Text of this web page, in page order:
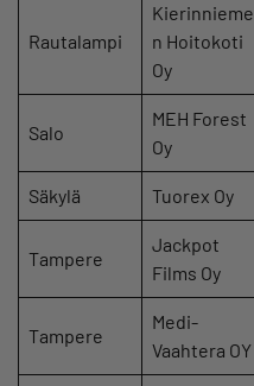
Rautalampi
Kierinnieme
n Hoitokoti
Oy
Salo
MEH Forest
Oy
Säkylä Tuorex Oy
Tampere
Jackpot
Films Oy
Tampere
Medi-
Vaahtera OY